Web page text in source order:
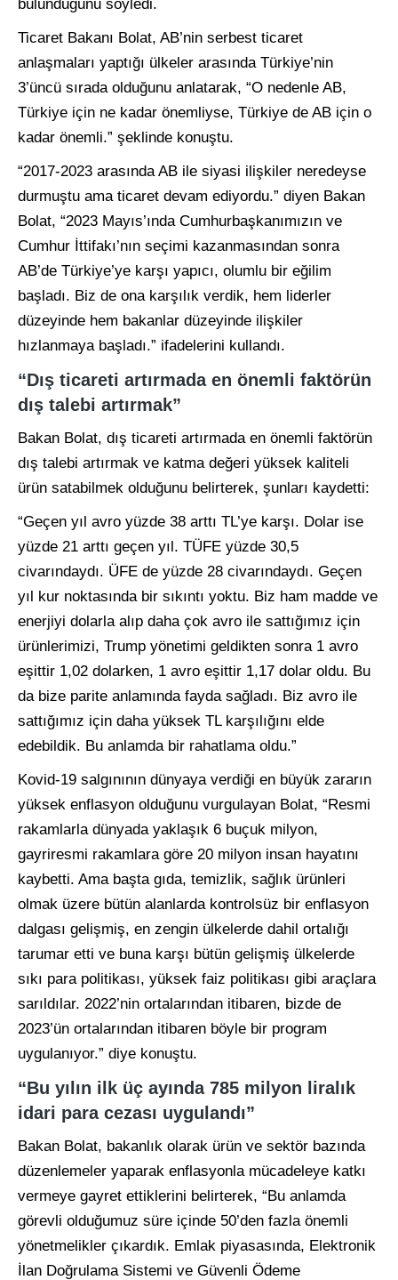
bulunduğunu söyledi.
Ticaret Bakanı Bolat, AB’nin serbest ticaret
anlaşmaları yaptığı ülkeler arasında Türkiye’nin
3’üncü sırada olduğunu anlatarak, “O nedenle AB,
Türkiye için ne kadar önemliyse, Türkiye de AB için o
kadar önemli.” şeklinde konuştu.
“2017-2023 arasında AB ile siyasi ilişkiler neredeyse
durmuştu ama ticaret devam ediyordu.” diyen Bakan
Bolat, “2023 Mayıs’ında Cumhurbaşkanımızın ve
Cumhur İttifakı’nın seçimi kazanmasından sonra
AB’de Türkiye’ye karşı yapıcı, olumlu bir eğilim
başladı. Biz de ona karşılık verdik, hem liderler
düzeyinde hem bakanlar düzeyinde ilişkiler
hızlanmaya başladı.” ifadelerini kullandı.
“Dış ticareti artırmada en önemli faktörün
dış talebi artırmak”
Bakan Bolat, dış ticareti artırmada en önemli faktörün
dış talebi artırmak ve katma değeri yüksek kaliteli
ürün satabilmek olduğunu belirterek, şunları kaydetti:
“Geçen yıl avro yüzde 38 arttı TL’ye karşı. Dolar ise
yüzde 21 arttı geçen yıl. TÜFE yüzde 30,5
civarındaydı. ÜFE de yüzde 28 civarındaydı. Geçen
yıl kur noktasında bir sıkıntı yoktu. Biz ham madde ve
enerjiyi dolarla alıp daha çok avro ile sattığımız için
ürünlerimizi, Trump yönetimi geldikten sonra 1 avro
eşittir 1,02 dolarken, 1 avro eşittir 1,17 dolar oldu. Bu
da bize parite anlamında fayda sağladı. Biz avro ile
sattığımız için daha yüksek TL karşılığını elde
edebildik. Bu anlamda bir rahatlama oldu.”
Kovid-19 salgınının dünyaya verdiği en büyük zararın
yüksek enflasyon olduğunu vurgulayan Bolat, “Resmi
rakamlarla dünyada yaklaşık 6 buçuk milyon,
gayriresmi rakamlara göre 20 milyon insan hayatını
kaybetti. Ama başta gıda, temizlik, sağlık ürünleri
olmak üzere bütün alanlarda kontrolsüz bir enflasyon
dalgası gelişmiş, en zengin ülkelerde dahil ortalığı
tarumar etti ve buna karşı bütün gelişmiş ülkelerde
sıkı para politikası, yüksek faiz politikası gibi araçlara
sarıldılar. 2022’nin ortalarından itibaren, bizde de
2023’ün ortalarından itibaren böyle bir program
uygulanıyor.” diye konuştu.
“Bu yılın ilk üç ayında 785 milyon liralık
idari para cezası uygulandı”
Bakan Bolat, bakanlık olarak ürün ve sektör bazında
düzenlemeler yaparak enflasyonla mücadeleye katkı
vermeye gayret ettiklerini belirterek, “Bu anlamda
görevli olduğumuz süre içinde 50’den fazla önemli
yönetmelikler çıkardık. Emlak piyasasında, Elektronik
İlan Doğrulama Sistemi ve Güvenli Ödeme